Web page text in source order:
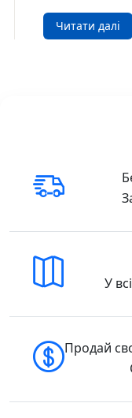
Купити у США
В інтернет-
Читати далі
У
Продай